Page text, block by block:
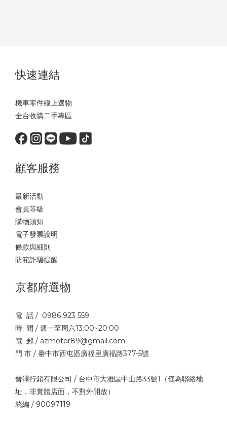
快速連結
機車零件線上選物
全台收購二手專區
顧客服務
最新活動
會員等級
購物須知
電子發票說明
條款與細則
防範詐騙提醒
京都府選物
電 話 / 0986 923 559
時 間 / 週一至周六13:00~20:00
電 郵 / azmotor89@gmail.com
門 市 / 臺中市西屯區廣福里廣福路377-5號
晉澤行銷有限公司 / 台中市大雅區中山路33號1（僅為聯絡地
址，非實體店面，不對外開放）
統編 / 90097119